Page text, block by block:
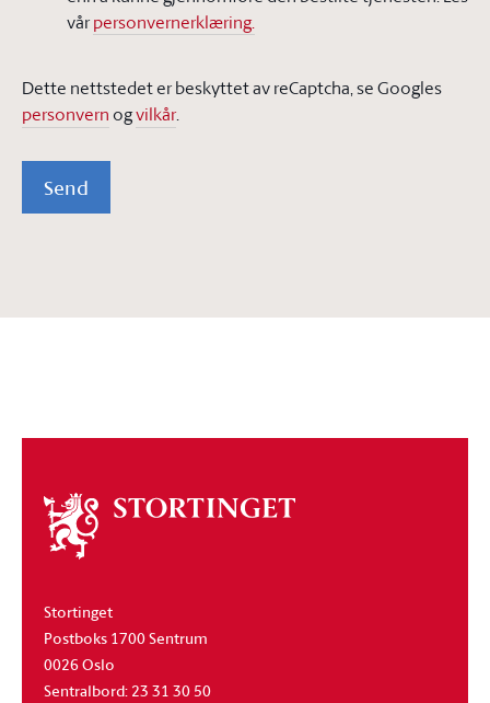
vårpersonvernerklæring.
Dette nettstedet er beskyttet av reCaptcha, se Googles
personvern ogvilkår.
Send
Om
stortinget
Stortinget
Postboks 1700 Sentrum
0026 Oslo
Sentralbord: 23 31 30 50